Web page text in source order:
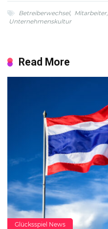
Betreiberwechsel, Mitarbeiter,
Unternehmenskultur
Read More
Glücksspiel News